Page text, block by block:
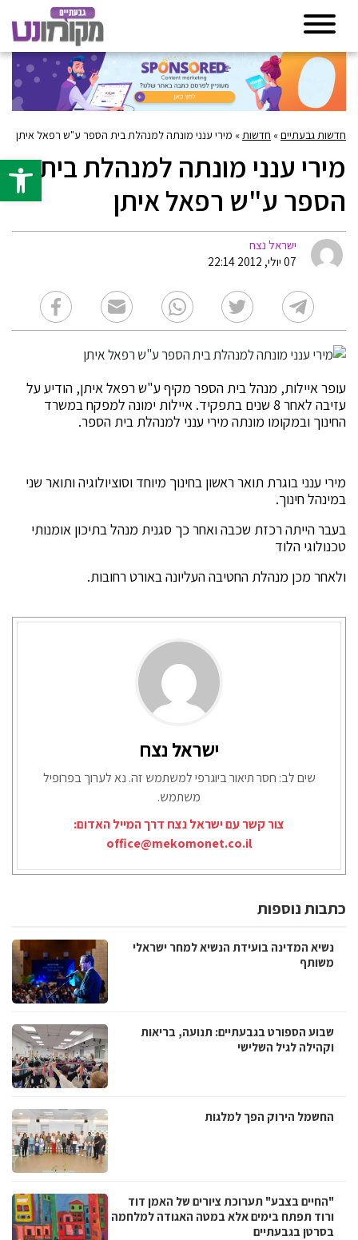
פתח
חדשות גבעתיים» חדשות » מירי ענני מונתה למנהלת בית הספר ע"ש רפאל איתן
מירי ענני מונתה למנהלת בית
הספר ע"ש רפאל איתן
ישראל נצח
07 יולי, 2012 22:14
עופר איילות, מנהל בית הספר מקיף ע"ש רפאל איתן, הודיע על
עזיבה לאחר 8 שנים בתפקיד. איילות ימונה למפקח במשרד
החינוך ובמקומו מונתה מירי ענני למנהלת בית הספר.
מירי ענני בוגרת תואר ראשון בחינוך מיוחד וסוציולוגיה ותואר שני
במינהל חינוך.
בעבר הייתה רכזת שכבה ואחר כך סגנית מנהל בתיכון אומנותי
טכנולוגי הלוד
ולאחר מכן מנהלת החטיבה העליונה באורט רחובות.
ישראל נצח
שים לב: חסר תיאור ביוגרפי למשתמש זה. נא לערוך בפרופיל
משתמש.
צור קשר עם ישראל נצח דרך המייל האדום:
office@mekomonet.co.il
כתבות נוספות
נשיא המדינה בועידת הנשיא למחר ישראלי
משותף
שבוע הספורט בגבעתיים: תנועה, בריאות
וקהילה לגיל השלישי
החשמל הירוק הפך למלגות
"החיים בצבע" תערוכת ציורים של האמן דוד
ורוד תפתח בימים אלא במטה האגודה למלחמה
בסרטן בגבעתיים